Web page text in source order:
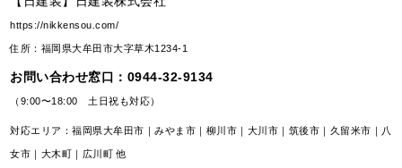
https://nikkensou.com/
住所：福岡県大牟田市大字草木1234-1
お問い合わせ窓口： 0944-32-9134
（9:00〜18:00 土日祝も対応）
対応エリア：福岡県大牟田市｜みやま市｜柳川市｜大川市｜筑後市｜久留米市｜八
女市｜大木町｜広川町 他